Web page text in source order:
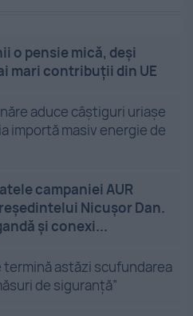
o pensie mică, deși
mari contribuții din UE
aduce câștiguri uriașe
importă masiv energie de
campaniei AUR
Nicușor Dan.
și conexi...
termină astăzi scufundarea
de siguranţă”